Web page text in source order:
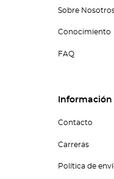
Sobre
Conocimiento
FAQ
Información
Contacto
Carreras
Política de